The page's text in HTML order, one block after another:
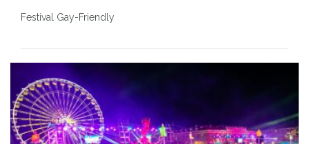
Festival Gay-Friendly